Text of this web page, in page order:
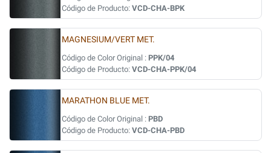
Código de Producto: VCD-CHA-BPK
MAGNESIUM/VERT MET.
Código de Color Original : PPK/04
Código de Producto: VCD-CHA-PPK/04
MARATHON BLUE MET.
Código de Color Original : PBD
Código de Producto: VCD-CHA-PBD